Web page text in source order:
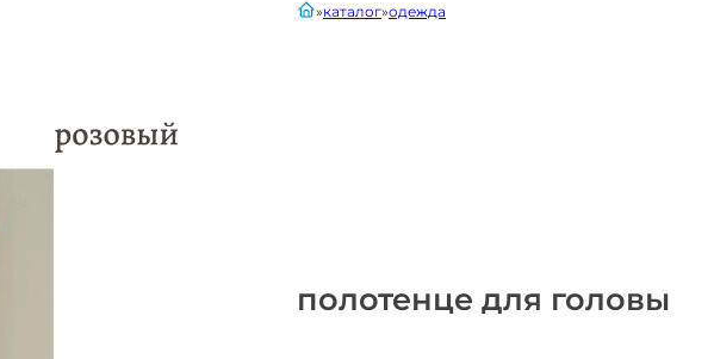
полотенце для головы
главнаякаталог одежда